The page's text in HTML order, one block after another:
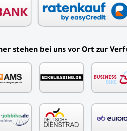
stehen bei uns vor Ort zur